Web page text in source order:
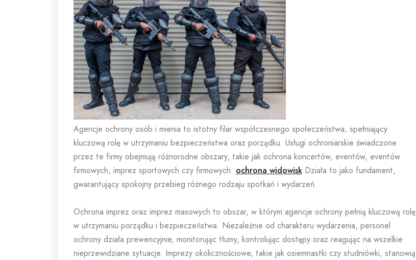
Agencje ochrony osób i mienia to istotny filar współczesnego społeczeństwa, spełniający
kluczową rolę w utrzymaniu bezpieczeństwa oraz porządku. Usługi ochroniarskie świadczone
przez te firmy obejmują różnorodne obszary, takie jak ochrona koncertów, eventów, eventów
firmowych, imprez sportowych czy firmowych. ochrona widowisk Działa to jako fundament,
gwarantujący spokojny przebieg różnego rodzaju spotkań i wydarzeń.
Ochrona imprez oraz imprez masowych to obszar, w którym agencje ochrony pełnią kluczową rolę
w utrzymaniu porządku i bezpieczeństwa. Niezależnie od charakteru wydarzenia, personel
ochrony działa prewencyjnie, monitorując tłumy, kontrolując dostępy oraz reagując na wszelkie
nieprzewidziane sytuacje. Imprezy okolicznościowe, takie jak osiemnastki czy studniówki, stanowią